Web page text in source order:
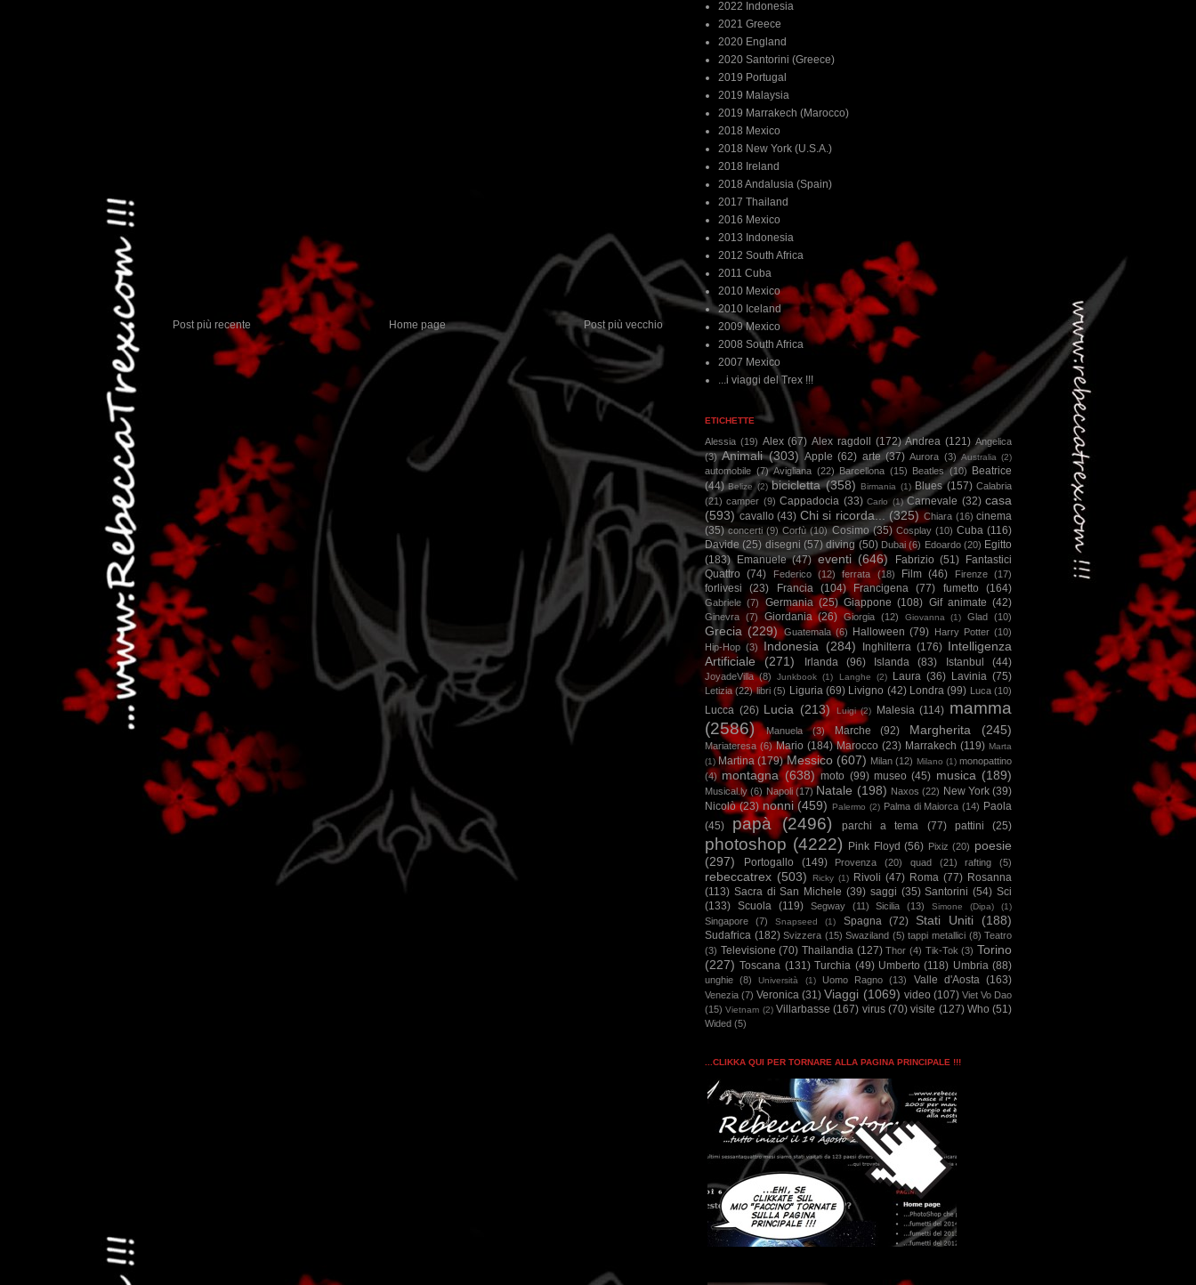
Post più recente Post più vecchio
Home page
2022 Indonesia
2021 Greece
2020 England
2020 Santorini (Greece)
2019 Portugal
2019 Malaysia
2019 Marrakech (Marocco)
2018 Mexico
2018 New York (U.S.A.)
2018 Ireland
2018 Andalusia (Spain)
2017 Thailand
2016 Mexico
2013 Indonesia
2012 South Africa
2011 Cuba
2010 Mexico
2010 Iceland
2009 Mexico
2008 South Africa
2007 Mexico
...i viaggi del Trex !!!
ETICHETTE
Alessia (19) Alex (67) Alex ragdoll (172) Andrea (121) Angelica
(3) Animali (303) Apple (62) arte (37) Aurora (3) Australia (2)
automobile (7) Avigliana (22) Barcellona (15) Beatles (10)
Beatrice
(44) Belize (2) bicicletta (358) Birmania (1) Blues (157) Calabria
(21) camper (9) Cappadocia (33) Carlo (1) Carnevale (32) casa
(593) cavallo (43) Chi si ricorda... (325) Chiara (16) cinema
(35) concerti (9) Corfù (10) Cosimo (35) Cosplay (10) Cuba (116)
Davide (25) disegni (57) diving (50) Dubai (6) Edoardo (20) Egitto
(183)
Emanuele (47) eventi (646) Fabrizio (51)
Fantastici
Quattro (74) Federico (12) ferrata (18) Film (46) Firenze (17)
forlivesi (23) Francia (104) Francigena (77) fumetto (164)
Gabriele (7) Germania (25) Giappone (108) Gif animate (42)
Ginevra (7) Giordania (26) Giorgia (12) Giovanna (1) Glad (10)
Grecia (229) Guatemala (6) Halloween (79) Harry Potter (10)
Hip-Hop (3) Indonesia (284) Inghilterra (176) Intelligenza
Artificiale
(271) Irlanda (96) Islanda (83) Istanbul (44)
JoyadeVilla (8) Junkbook (1) Langhe (2) Laura (36) Lavinia (75)
Letizia (22) libri (5) Liguria (69) Livigno (42) Londra (99) Luca (10)
Lucca (26) Lucia (213) Luigi (2) Malesia (114) mamma
(2586)
Manuela (3) Marche (92) Margherita (245)
Mariateresa (6) Mario (184) Marocco (23) Marrakech (119) Marta
(1) Martina (179) Messico (607) Milan (12) Milano (1) monopattino
(4) montagna (638) moto (99) museo (45) musica (189)
Musical.ly (6) Napoli (17) Natale (198) Naxos (22) New York (39)
Nicolò (23) nonni (459) Palermo (2) Palma di Maiorca (14) Paola
(45)
papà (2496) parchi a tema (77) pattini (25)
photoshop (4222) Pink Floyd (56) Pixiz (20) poesie
(297)
Portogallo (149) Provenza (20) quad (21) rafting (5)
rebeccatrex (503) Ricky (1) Rivoli (47) Roma (77) Rosanna
(113) Sacra di San Michele (39) saggi (35) Santorini (54) Sci
(133) Scuola (119) Segway (11) Sicilia (13) Simone (Dipa) (1)
Singapore (7) Snapseed (1) Spagna (72) Stati Uniti (188)
Sudafrica (182) Svizzera (15) Swaziland (5) tappi metallici (8) Teatro
(3) Televisione (70) Thailandia (127) Thor (4) Tik-Tok (3) Torino
(227) Toscana (131) Turchia (49) Umberto (118) Umbria (88)
unghie (8) Università (1) Uomo Ragno (13) Valle d'Aosta (163)
Venezia (7) Veronica (31) Viaggi (1069) video (107) Viet Vo Dao
(15) Vietnam (2) Villarbasse (167) virus (70) visite (127) Who (51)
Wided (5)
...CLIKKA QUI PER TORNARE ALLA PAGINA PRINCIPALE !!!